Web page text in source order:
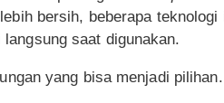
bersih, beberapa
saat digunakan.
yang bisa menjadi pilihan.